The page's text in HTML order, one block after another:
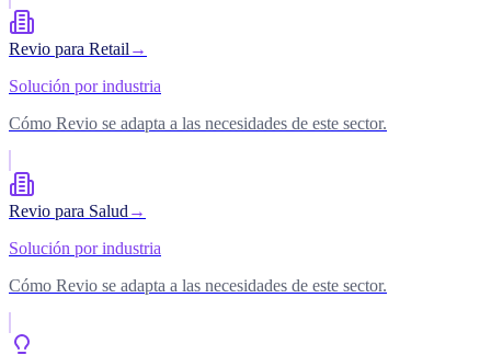
Revio para Retail →
Solución por industria
Cómo Revio se adapta a las necesidades de este sector.
Revio para Salud →
Solución por industria
Cómo Revio se adapta a las necesidades de este sector.